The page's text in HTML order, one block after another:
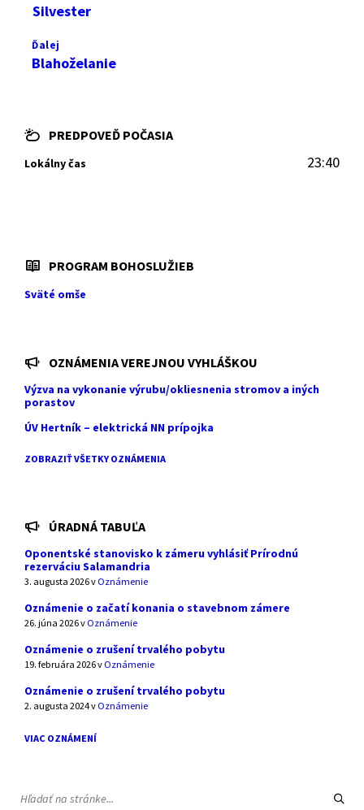
Silvester
Ďalej
Blahoželanie
PREDPOVEĎ POČASIA
Lokálny čas 23:40
PROGRAM BOHOSLUŽIEB
Sväté omše
OZNÁMENIA VEREJNOU VYHLÁŠKOU
Výzva na vykonanie výrubu/okliesnenia stromov a iných
porastov
ÚV Hertník – elektrická NN prípojka
ZOBRAZIŤ VŠETKY OZNÁMENIA
ÚRADNÁ TABUĽA
Oponentské stanovisko k zámeru vyhlásiť Prírodnú
rezerváciu Salamandria
3. augusta 2026v Oznámenie
Oznámenie o začatí konania o stavebnom zámere
26. júna 2026v Oznámenie
Oznámenie o zrušení trvalého pobytu
19. februára 2026v Oznámenie
Oznámenie o zrušení trvalého pobytu
2. augusta 2024v Oznámenie
VIAC OZNÁMENÍ